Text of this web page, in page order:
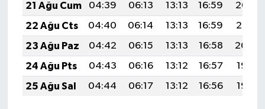
21 Ağu Cum
04:39 06:13 13:13 16:59
20:03
22 Ağu Cts
04:40 06:14 13:13 16:59
20:01
23 Ağu Paz
04:42 06:15 13:13 16:58
20:00
24 Ağu Pts
04:43 06:16 13:12 16:57
19:58
25 Ağu Sal
04:44 06:17 13:12 16:56 19:57